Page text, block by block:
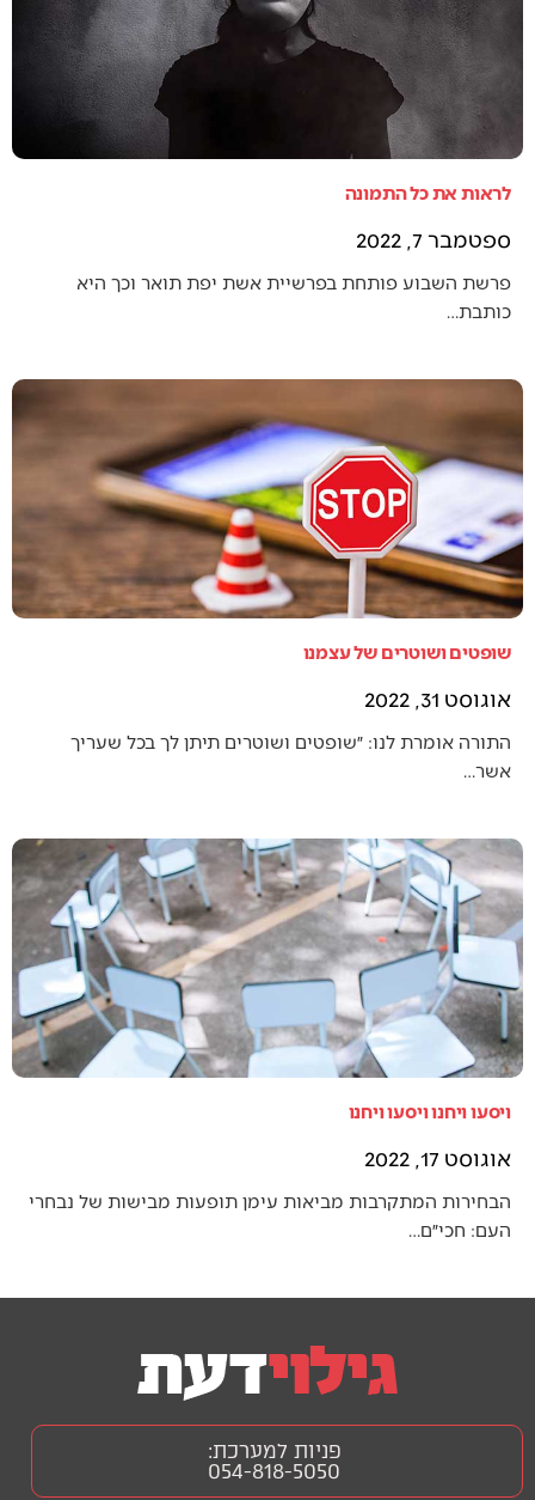
לראות את כל התמונה
ספטמבר 7, 2022
פרשת השבוע פותחת בפרשיית אשת יפת תואר וכך היא
כותבת…
שופטים ושוטרים של עצמנו
אוגוסט 31, 2022
התורה אומרת לנו: ״שופטים ושוטרים תיתן לך בכל שעריך
אשר…
ויסעו ויחנו ויסעו ויחנו
אוגוסט 17, 2022
הבחירות המתקרבות מביאות עימן תופעות מבישות של נבחרי
העם: חכי״ם…
פניות למערכת:
054-818-5050